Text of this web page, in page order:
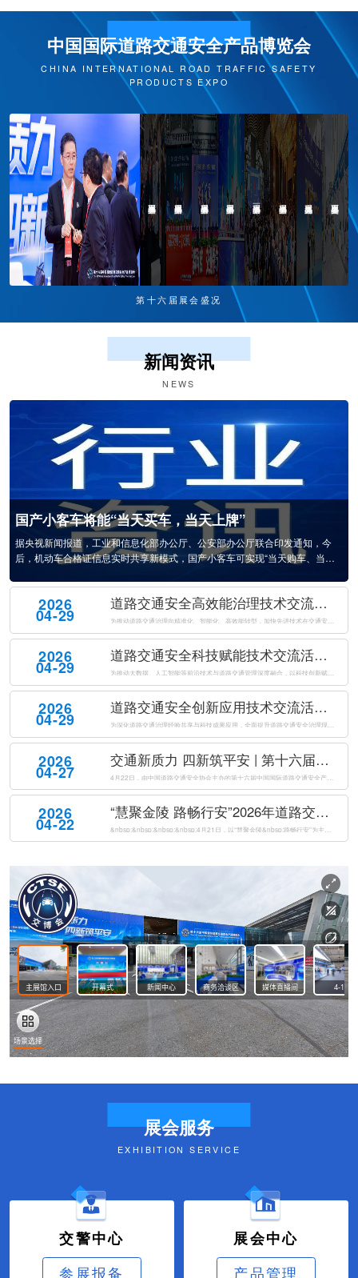
中国国际道路交通安全产品博览会
CHINA INTERNATIONAL ROAD TRAFFIC SAFETY
PRODUCTS EXPO
第十六届展会盛况
新闻资讯
NEWS
国产小客车将能“当天买车，当天上牌”
据央视新闻报道，工业和信息化部办公厅、公安部办公厅联合印发通知，今
后，机动车合格证信息实时共享新模式，国产小客车可实现“当天购车、当天
部门和公安部门实时共享，实现数据“秒级”传送，进一步提升了购车上牌效
率。相关负责人表示，这次政策不...
2026
04-29
道路交通安全高效能治理技术交流活动成功举办
2026
04-29
道路交通安全科技赋能技术交流活动成功举办
2026
04-29
道路交通安全创新应用技术交流活动成功举办
为深化道路交通治理经验共享与科技成果应用，全面提升道路交通安全治理现代化水平，2026年4月21日下午，由公安部道路交通安全研究中心、中国道路交通安全协会共同主办的道路交通安全创新应用技术交流活动在南京国际博览会议中心成功举办。来自全国公安交通管理部门、科研院所、高等院校及科技企业的代表，共同聚焦道...
2026
04-27
交通新质力 四新筑平安 | 第十六届中国国际道路交通安全产品博览会盛大开幕
2026
04-22
“慧聚金陵 路畅行安”2026年道路交通安全创新与合作大会在南京成功举办
展会服务
EXHIBITION SERVICE
交警中心
参展报备
展会中心
产品管理